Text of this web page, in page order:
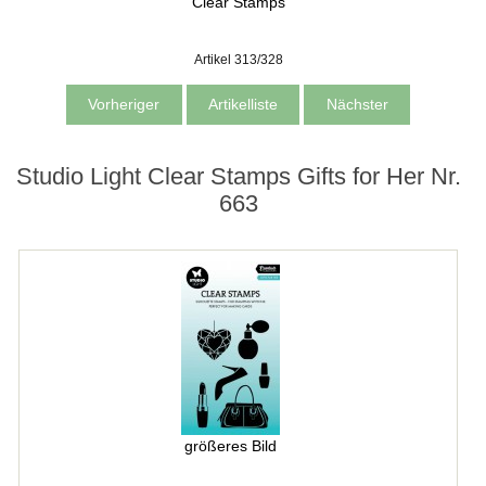
Artikel 313/328
Vorheriger Artikelliste Nächster
Studio Light Clear Stamps Gifts for Her Nr.
663
größeres Bild